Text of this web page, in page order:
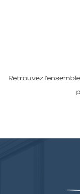
Retrouvez